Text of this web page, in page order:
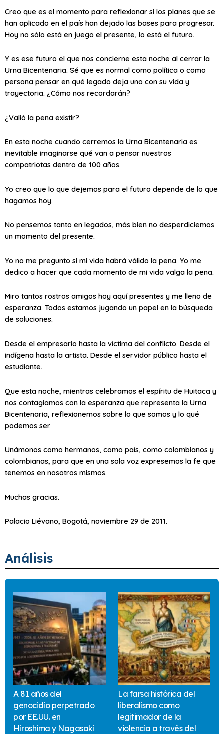
Creo que es el momento para reflexionar si los planes que se
han aplicado en el país han dejado las bases para progresar.
Hoy no sólo está en juego el presente, lo está el futuro.
Y es ese futuro el que nos concierne esta noche al cerrar la
Urna Bicentenaria. Sé que es normal como política o como
persona pensar en qué legado deja uno con su vida y
trayectoria. ¿Cómo nos recordarán?
¿Valió la pena existir?
En esta noche cuando cerremos la Urna Bicentenaria es
inevitable imaginarse qué van a pensar nuestros
compatriotas dentro de 100 años.
Yo creo que lo que dejemos para el futuro depende de lo que
hagamos hoy.
No pensemos tanto en legados, más bien no desperdiciemos
un momento del presente.
Yo no me pregunto si mi vida habrá válido la pena. Yo me
dedico a hacer que cada momento de mi vida valga la pena.
Miro tantos rostros amigos hoy aquí presentes y me lleno de
esperanza. Todos estamos jugando un papel en la búsqueda
de soluciones.
Desde el empresario hasta la víctima del conflicto. Desde el
indígena hasta la artista. Desde el servidor público hasta el
estudiante.
Que esta noche, mientras celebramos el espíritu de Huitaca y
nos contagiamos con la esperanza que representa la Urna
Bicentenaria, reflexionemos sobre lo que somos y lo qué
podemos ser.
Unámonos como hermanos, como país, como colombianos y
colombianas, para que en una sola voz expresemos la fe que
tenemos en nosotros mismos.
Muchas gracias.
Palacio Liévano, Bogotá, noviembre 29 de 2011.
Análisis
A 81 años del
genocidio perpetrado
por EE.UU. en
Hiroshima y Nagasaki
La farsa histórica del
liberalismo como
legitimador de la
violencia a través del